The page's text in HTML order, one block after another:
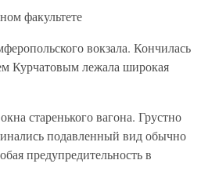
факультете
вокзала. Кончилась
Курчатовым лежала широкая
старенького вагона. Грустно
подавленный вид обычно
предупредительность в